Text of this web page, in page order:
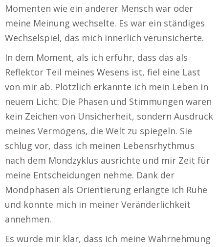
Momenten wie ein anderer Mensch war oder
meine Meinung wechselte. Es war ein ständiges
Wechselspiel, das mich innerlich verunsicherte.
In dem Moment, als ich erfuhr, dass das als
Reflektor Teil meines Wesens ist, fiel eine Last
von mir ab. Plötzlich erkannte ich mein Leben in
neuem Licht: Die Phasen und Stimmungen waren
kein Zeichen von Unsicherheit, sondern Ausdruck
meines Vermögens, die Welt zu spiegeln. Sie
schlug vor, dass ich meinen Lebensrhythmus
nach dem Mondzyklus ausrichte und mir Zeit für
meine Entscheidungen nehme. Dank der
Mondphasen als Orientierung erlangte ich Ruhe
und konnte mich in meiner Veränderlichkeit
annehmen.
Es wurde mir klar, dass ich meine Wahrnehmung